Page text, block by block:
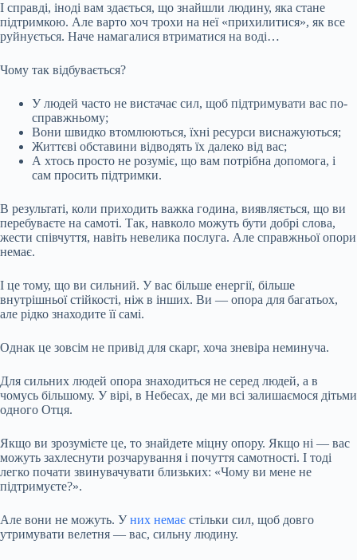
І справді, іноді вам здається, що знайшли людину, яка стане
підтримкою. Але варто хоч трохи на неї «прихилитися», як все
руйнується. Наче намагалися втриматися на воді…
Чому так відбувається?
У людей часто не вистачає сил, щоб підтримувати вас по-
справжньому;
Вони швидко втомлюються, їхні ресурси виснажуються;
Життєві обставини відводять їх далеко від вас;
А хтось просто не розуміє, що вам потрібна допомога, і
сам просить підтримки.
В результаті, коли приходить важка година, виявляється, що ви
перебуваєте на самоті. Так, навколо можуть бути добрі слова,
жести співчуття, навіть невелика послуга. Але справжньої опори
немає.
І це тому, що ви сильний. У вас більше енергії, більше
внутрішньої стійкості, ніж в інших. Ви — опора для багатьох,
але рідко знаходите її самі.
Однак це зовсім не привід для скарг, хоча зневіра неминуча.
Для сильних людей опора знаходиться не серед людей, а в
чомусь більшому. У вірі, в Небесах, де ми всі залишаємося дітьми
одного Отця.
Якщо ви зрозумієте це, то знайдете міцну опору. Якщо ні — вас
можуть захлеснути розчарування і почуття самотності. І тоді
легко почати звинувачувати близьких: «Чому ви мене не
підтримуєте?».
Але вони не можуть. Уних немає стільки сил, щоб довго
утримувати велетня — вас, сильну людину.